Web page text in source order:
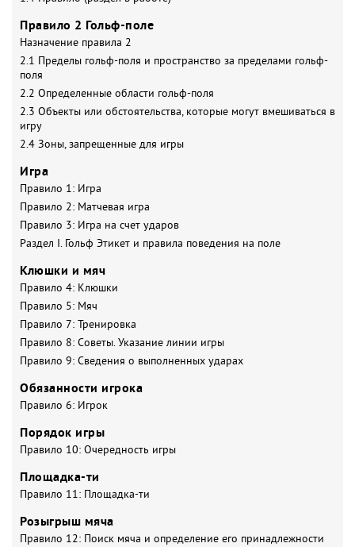
Правило 2 Гольф-поле
Назначение правила 2
2.1 Пределы гольф-поля и пространство за пределами гольф-
поля
2.2 Определенные области гольф-поля
2.3 Объекты или обстоятельства, которые могут вмешиваться в
игру
2.4 Зоны, запрещенные для игры
Игра
Правило 1: Игра
Правило 2: Матчевая игра
Правило 3: Игра на счет ударов
Раздел I. Гольф Этикет и правила поведения на поле
Клюшки и мяч
Правило 4: Клюшки
Правило 5: Мяч
Правило 7: Тренировка
Правило 8: Советы. Указание линии игры
Правило 9: Сведения о выполненных ударах
Обязанности игрока
Правило 6: Игрок
Порядок игры
Правило 10: Очередность игры
Площадка-ти
Правило 11: Площадка-ти
Розыгрыш мяча
Правило 12: Поиск мяча и определение его принадлежности